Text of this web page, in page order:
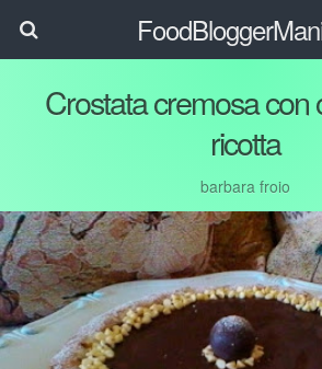
Crostata cremosa con
ricotta
barbara froio